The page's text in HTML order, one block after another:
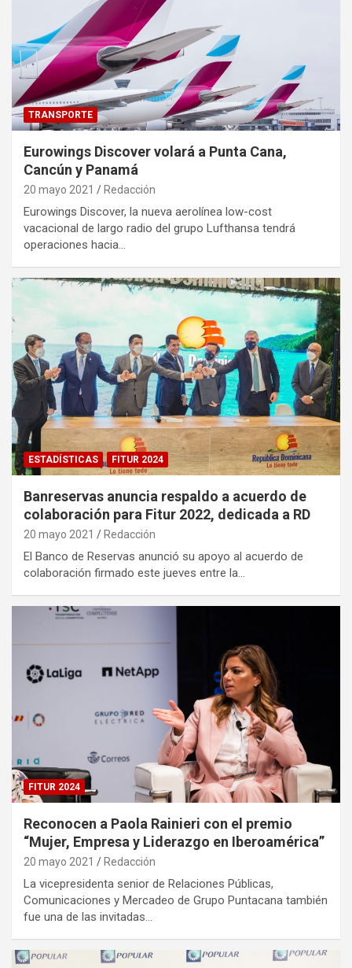
TRANSPORTE
Eurowings Discover volará a Punta Cana,
Cancún y Panamá
20 mayo 2021 Redacción
Eurowings Discover, la nueva aerolínea low-cost
vacacional de largo radio del grupo Lufthansa tendrá
operaciones hacia…
ESTADÍSTICAS FITUR 2024
Banreservas anuncia respaldo a acuerdo de
colaboración para Fitur 2022, dedicada a RD
20 mayo 2021 Redacción
El Banco de Reservas anunció su apoyo al acuerdo de
colaboración firmado este jueves entre la…
FITUR 2024
Reconocen a Paola Rainieri con el premio
“Mujer, Empresa y Liderazgo en Iberoamérica”
20 mayo 2021 Redacción
La vicepresidenta senior de Relaciones Públicas,
Comunicaciones y Mercadeo de Grupo Puntacana también
fue una de las invitadas…